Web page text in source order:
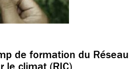
de formation du Réseau
le climat (RIC)